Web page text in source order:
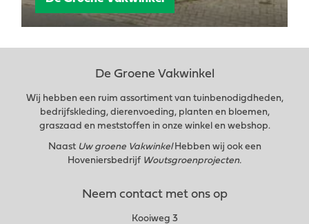
De Groene Vakwinkel
Wij hebben een ruim assortiment van tuinbenodigdheden,
bedrijfskleding, dierenvoeding, planten en bloemen,
graszaad en meststoffen in onze winkel en webshop.
Naast Uw groene Vakwinkel Hebben wij ook een
Hoveniersbedrijf Woutsgroenprojecten.
Neem contact met ons op
Kooiweg 3